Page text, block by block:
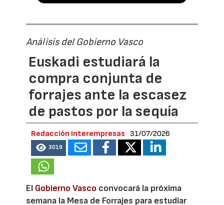
Análisis del Gobierno Vasco
Euskadi estudiará la
compra conjunta de
forrajes ante la escasez
de pastos por la sequía
Redacción Interempresas 31/07/2026
3019
El Gobierno Vasco convocará la próxima
semana la Mesa de Forrajes para estudiar